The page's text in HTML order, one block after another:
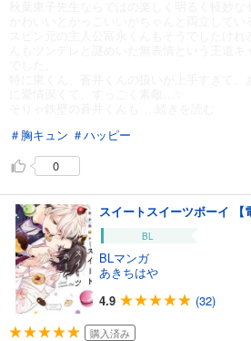
＃胸キュン ＃ハッピー
0
スイートスイーツボーイ 【
BL
BLマンガ
あきちはや
4.9
(32)
購入済み